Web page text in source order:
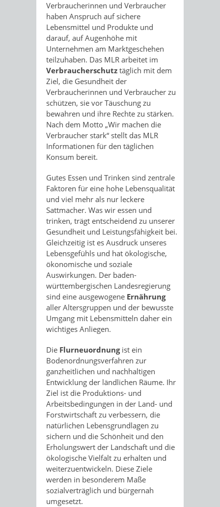
Verbraucherinnen und Verbraucher
haben Anspruch auf sichere
Lebensmittel und Produkte und
darauf, auf Augenhöhe mit
Unternehmen am Marktgeschehen
teilzuhaben. Das MLR arbeitet im
Verbraucherschutz täglich mit dem
Ziel, die Gesundheit der
Verbraucherinnen und Verbraucher zu
schützen, sie vor Täuschung zu
bewahren und ihre Rechte zu stärken.
Nach dem Motto „Wir machen die
Verbraucher stark“ stellt das MLR
Informationen für den täglichen
Konsum bereit.
Gutes Essen und Trinken sind zentrale
Faktoren für eine hohe Lebensqualität
und viel mehr als nur leckere
Sattmacher. Was wir essen und
trinken, trägt entscheidend zu unserer
Gesundheit und Leistungsfähigkeit bei.
Gleichzeitig ist es Ausdruck unseres
Lebensgefühls und hat ökologische,
ökonomische und soziale
Auswirkungen. Der baden-
württembergischen Landesregierung
sind eine ausgewogene Ernährung
aller Altersgruppen und der bewusste
Umgang mit Lebensmitteln daher ein
wichtiges Anliegen.
Die Flurneuordnungist ein
Bodenordnungsverfahren zur
ganzheitlichen und nachhaltigen
Entwicklung der ländlichen Räume. Ihr
Ziel ist die Produktions- und
Arbeitsbedingungen in der Land- und
Forstwirtschaft zu verbessern, die
natürlichen Lebensgrundlagen zu
sichern und die Schönheit und den
Erholungswert der Landschaft und die
ökologische Vielfalt zu erhalten und
weiterzuentwickeln. Diese Ziele
werden in besonderem Maße
sozialverträglich und bürgernah
umgesetzt.